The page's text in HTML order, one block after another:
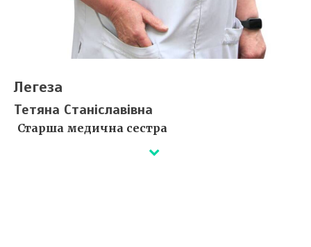
Легеза
Тетяна Станіславівна
Старша медична сестра